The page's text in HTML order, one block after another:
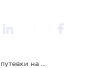
Киевлянам продавали фальшивые путевки на элитные курорты